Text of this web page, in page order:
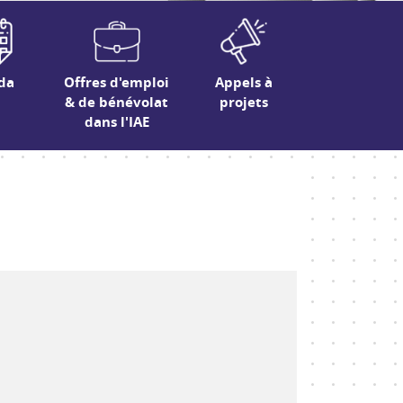
Offres d'emploi
& de bénévolat
dans l'IAE
Appels à
projets